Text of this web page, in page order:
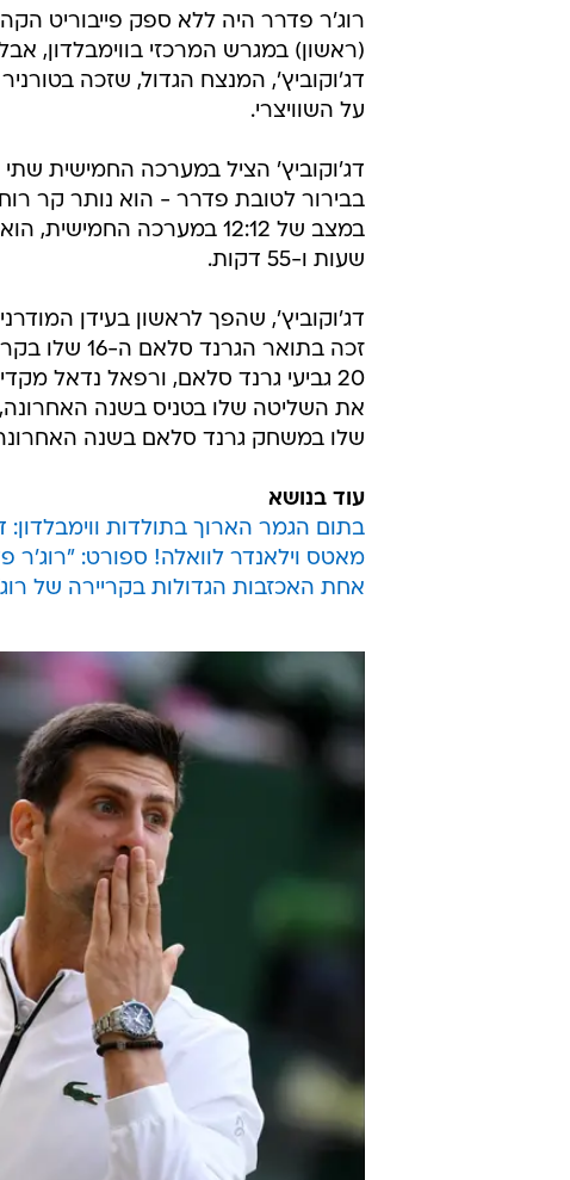
רוג'ר פדרר היה ללא ספק פייבוריט
(ראשון) במגרש המרכזי בווימבלדון,
על השוויצרי.
דג'וקוביץ' הציל במערכה החמישית
בבירור לטובת פדרר - הוא נותר קר רוח,
שעות ו-55 דקות.
דג'וקוביץ', שהפך לראשון בעידן
זכה בתואר
את השליטה שלו בטניס בשנה
שלו במשחק גרנד סלאם בשנה האחרונה
עוד בנושא
בתום הגמר הארוך בתולדות
מאטס וילאנדר לוואלה! ספורט: "רוג'ר
אחת האכזבות הגדולות בקריירה של